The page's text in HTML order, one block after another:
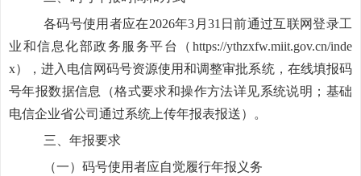
各码号使用者应在2026年3 月 31 日前通过互联网登录工
业和信息化部政务服务平台（ https://ythzxfw.miit.gov.cn/inde
x），进入电信网码号资源使用和调整审批系统，在线填报码
号年报数据信息（格式要求和操作方法详见系统说明；基础
电信企业省公司通过系统上传年报表报送）。
三、 年报要求
（一）码号使用者应自觉履行年报义务